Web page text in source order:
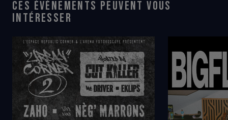
CES ÉVÉNEMENTS PEUVENT VOUS
INTÉRESSER